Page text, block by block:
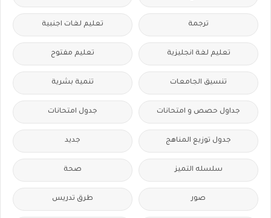
ترجمة تعليم لغات اجنبية
تعليم لغة انجليزية تعليم مفتوح
تنسيق الجامعات تنمية بشرية
جداول حصص و امتحانات جدول امتحانات
جدول توزيع المناهج جديد
سلسله التميز صحة
صور طرق تدريس